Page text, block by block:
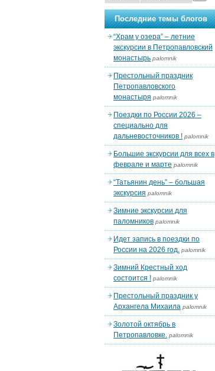
Последние темы блогов
“Храм у озера” – летние
экскурсии в Петропавловский
монастырь palomnik
Престольный праздник
Петропавловского
монастыря palomnik
Поездки по России 2026 –
специально для
дальневосточников ! palomnik
Большие экскурсии для всех в
феврале и марте palomnik
“Татьянин день” – большая
экскурсия palomnik
Зимние экскурсии для
паломников palomnik
Идет запись в поездки по
России на 2026 год. palomnik
Зимний Крестный ход
состоится ! palomnik
Престольный праздник у
Архангела Михаила palomnik
Золотой октябрь в
Петропавловке. palomnik